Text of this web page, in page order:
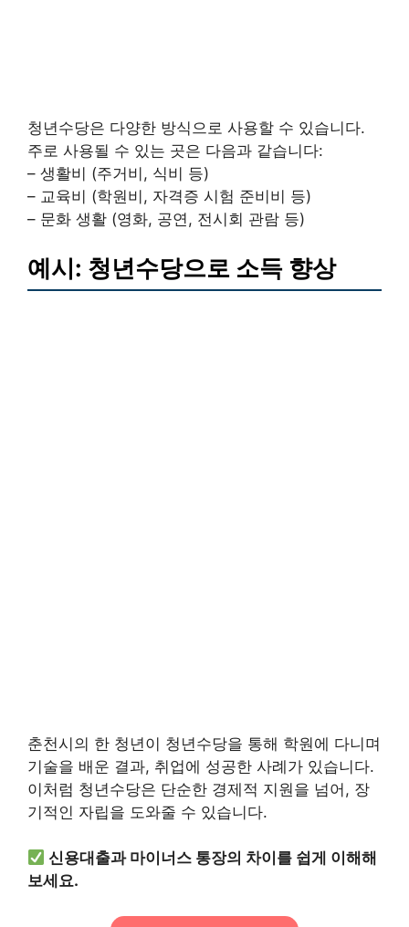
청년수당은 다양한 방식으로 사용할 수 있습니다.
주로 사용될 수 있는 곳은 다음과 같습니다:
– 생활비 (주거비, 식비 등)
– 교육비 (학원비, 자격증 시험 준비비 등)
– 문화 생활 (영화, 공연, 전시회 관람 등)
예시: 청년수당으로 소득 향상
춘천시의 한 청년이 청년수당을 통해 학원에 다니며
기술을 배운 결과, 취업에 성공한 사례가 있습니다.
이처럼 청년수당은 단순한 경제적 지원을 넘어, 장
기적인 자립을 도와줄 수 있습니다.
신용대출과 마이너스 통장의 차이를 쉽게 이해해
보세요.